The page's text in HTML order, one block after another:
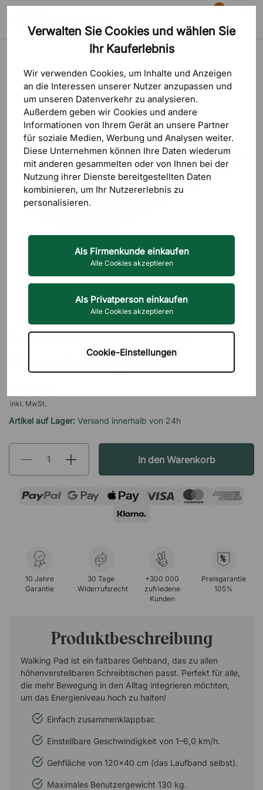
Verwalten Sie Cookies und wählen Sie
Ihr Kauferlebnis
Wir verwenden Cookies, um Inhalte und Anzeigen
an die Interessen unserer Nutzer anzupassen und
um unseren Datenverkehr zu analysieren.
Außerdem geben wir Cookies und andere
Informationen von Ihrem Gerät an unsere Partner
für soziale Medien, Werbung und Analysen weiter.
Diese Unternehmen können Ihre Daten wiederum
mit anderen gesammelten oder von Ihnen bei der
Nutzung ihrer Dienste bereitgestellten Daten
kombinieren, um Ihr Nutzererlebnis zu
personalisieren.
Als Firmenkunde einkaufen
Alle Cookies akzeptieren
Als Privatperson einkaufen
Alle Cookies akzeptieren
Cookie-Einstellungen
Suche
81
Warenkorb
Aktive Sitz- & Stehmöbel
Laufband Walking Pad -
Zusammenklappbar
inkl. MwSt.
Artikel auf Lager: Versand innerhalb von 24h
In den Warenkorb
10 Jahre
Garantie
30 Tage
Widerrufsrecht
+300 000
zufriedene
Kunden
%
Preisgarantie
105%
Produktbeschreibung
Walking Pad ist ein faltbares Gehband, das zu allen
höhenverstellbaren Schreibtischen passt. Perfekt für alle,
die mehr Bewegung in den Alltag integrieren möchten,
um das Energieniveau hoch zu halten!
Einfach zusammenklappbar.
Einstellbare Geschwindigkeit von 1–6,0 km/h.
Gehfläche von 120x40 cm (das Laufband selbst).
Maximales Benutzergewicht 130 kg.